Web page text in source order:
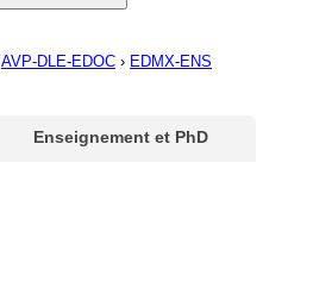
AVP-DLE-EDOC › EDMX-ENS
Enseignement et PhD